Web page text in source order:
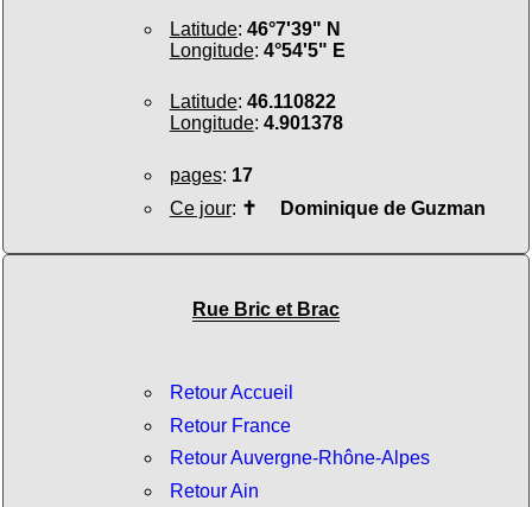
Latitude: 46°7'39" N
Longitude: 4°54'5" E
Latitude: 46.110822
Longitude: 4.901378
pages: 17
Ce jour: ✝ Dominique de Guzman
Rue Bric et Brac
Retour Accueil
Retour France
Retour Auvergne-Rhône-Alpes
Retour Ain